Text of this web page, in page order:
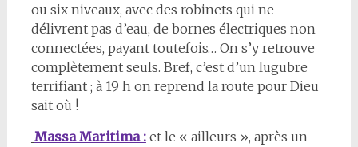
ou six niveaux, avec des robinets qui ne
délivrent pas d’eau, de bornes électriques non
connectées, payant toutefois… On s’y retrouve
complètement seuls. Bref, c’est d’un lugubre
terrifiant ; à 19 h on reprend la route pour Dieu
sait où !
Massa Maritima : et le « ailleurs », après un